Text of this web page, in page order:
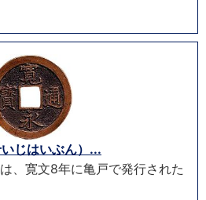
じはいぶん）...
、寛文8年に亀戸で発行された